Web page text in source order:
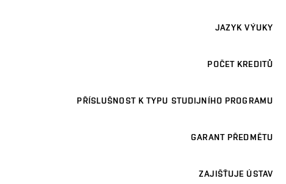
JAZYK VÝUKY
POČET KREDITŮ
PŘÍSLUŠNOST K TYPU STUDIJNÍHO PROGRAMU
GARANT PŘEDMĚTU
ZAJIŠŤUJE ÚSTAV